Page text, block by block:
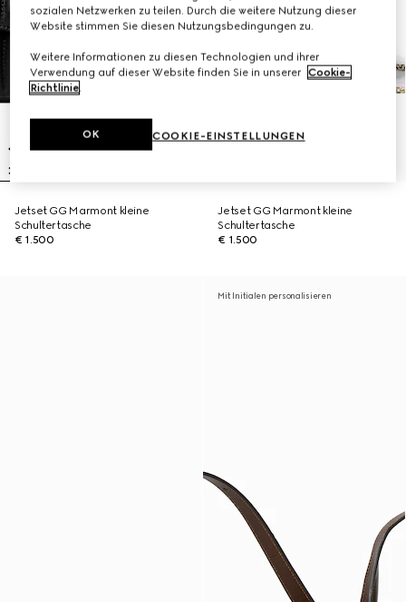
Jetset GG Marmont kleine
Schultertasche
€ 1.500
Jetset GG Marmont kleine
Schultertasche
€ 1.500
Mit Initialen personalisieren
sozialen Netzwerken zu teilen. Durch die weitere Nutzung dieser
Website stimmen Sie diesen Nutzungsbedingungen zu.
Weitere Informationen zu diesen Technologien und ihrer
Verwendung auf dieser Website finden Sie in unserer Cookie-
Richtlinie.
COOKIE-EINSTELLUNGEN
OK